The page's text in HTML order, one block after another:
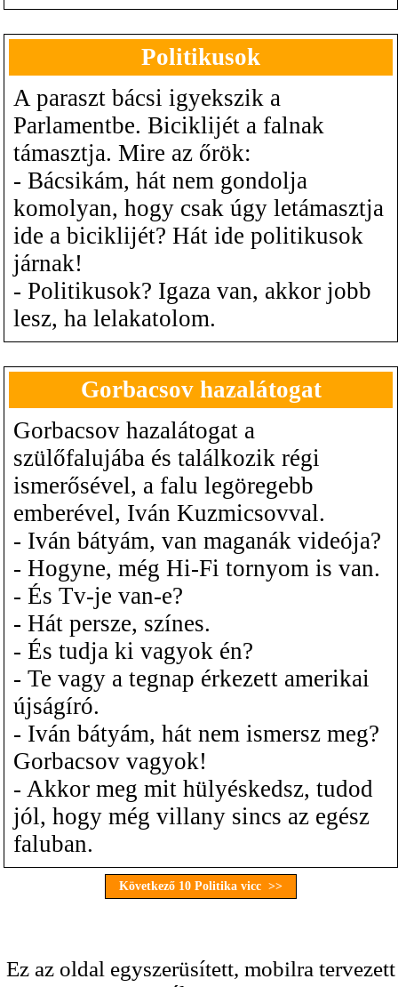
Politikusok
A paraszt bácsi igyekszik a
Parlamentbe. Biciklijét a falnak
támasztja. Mire az őrök:
- Bácsikám, hát nem gondolja
komolyan, hogy csak úgy letámasztja
ide a biciklijét? Hát ide politikusok
járnak!
- Politikusok? Igaza van, akkor jobb
lesz, ha lelakatolom.
Gorbacsov hazalátogat
Gorbacsov hazalátogat a
szülőfalujába és találkozik régi
ismerősével, a falu legöregebb
emberével, Iván Kuzmicsovval.
- Iván bátyám, van maganák videója?
- Hogyne, még Hi-Fi tornyom is van.
- És Tv-je van-e?
- Hát persze, színes.
- És tudja ki vagyok én?
- Te vagy a tegnap érkezett amerikai
újságíró.
- Iván bátyám, hát nem ismersz meg?
Gorbacsov vagyok!
- Akkor meg mit hülyéskedsz, tudod
jól, hogy még villany sincs az egész
faluban.
Következő 10 Politika vicc >>
Ez az oldal egyszerüsített, mobilra tervezett